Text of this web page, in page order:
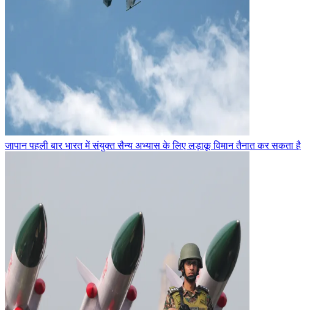
जापान पहली बार भारत में संयुक्त सैन्य अभ्यास के लिए लड़ाकू विमान तैनात कर सकता है